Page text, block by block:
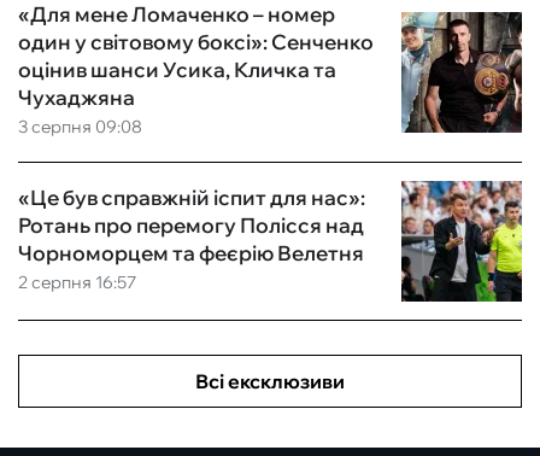
3 серпня 09:08
«Для мене Ломаченко – номер
один у світовому боксі»: Сенченко
оцінив шанси Усика, Кличка та
Чухаджяна
2 серпня 16:57
«Це був справжній іспит для нас»:
Ротань про перемогу Полісся над
Чорноморцем та феєрію Велетня
Всі ексклюзиви